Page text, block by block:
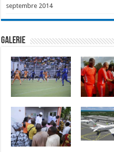
septembre 2014
GALERIE